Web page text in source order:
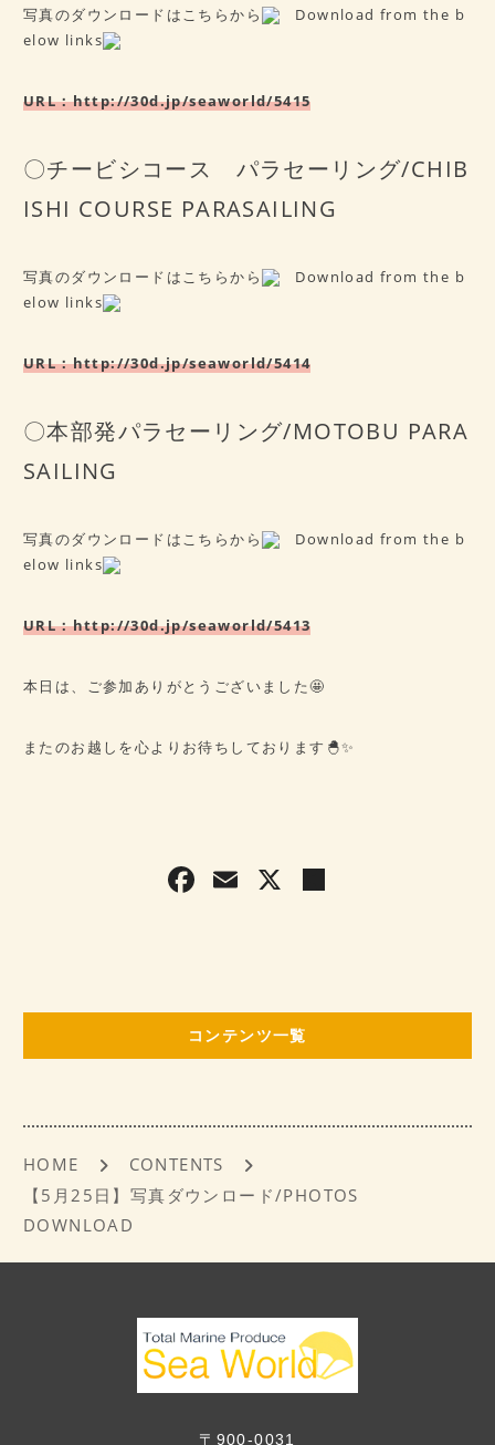
写真のダウンロードはこちらから
Download from the b
elow links
URL：http://30d.jp/seaworld/5415
〇チービシコース パラセーリング/CHIB
ISHI COURSE PARASAILING
写真のダウンロードはこちらから
Download from the b
elow links
URL：http://30d.jp/seaworld/5414
〇本部発パラセーリング/MOTOBU PARA
SAILING
写真のダウンロードはこちらから
Download from the b
elow links
URL：http://30d.jp/seaworld/5413
本日は、ご参加ありがとうございました🤩
またのお越しを心よりお待ちしております🐣✨
F
b
o
k
E X
コンテンツ一覧
HOME
CONTENTS
【5月25日】写真ダウンロード/PHOTOS
DOWNLOAD
〒900-0031